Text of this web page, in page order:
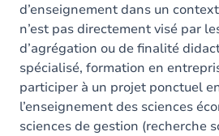
d’enseignement dans un
n’est pas directement visé par
d’agrégation ou de finalité
spécialisé, formation en
participer à un projet ponctuel
l’enseignement des sciences
sciences de gestion (recherche